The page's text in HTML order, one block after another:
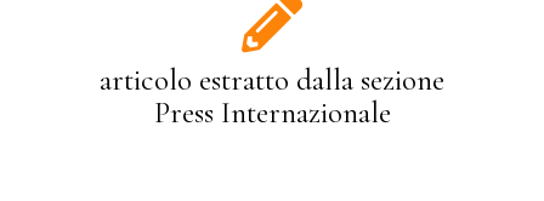
articolo estratto dalla sezione
Press Internazionale